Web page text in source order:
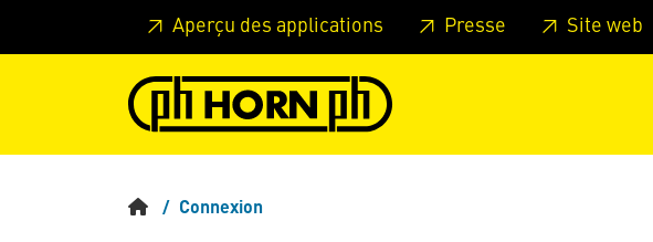
Skip to main content Passer à l'en-tête de la page Passer au pied de page
Aperçu des applications Presse Site web
Connexion